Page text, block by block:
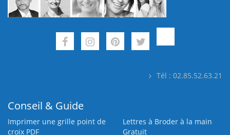
Tél : 02.85.52.63.21
Conseil & Guide
Imprimer une grille point de
croix PDF
Lettres à Broder à la main
Gratuit